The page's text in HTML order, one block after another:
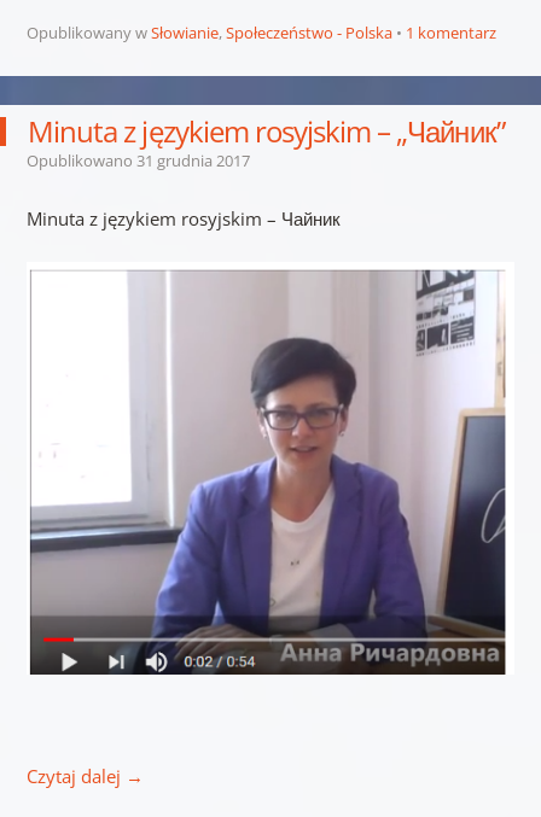
Opublikowany wSłowianie,Społeczeństwo - Polska 1 komentarz
Minuta z językiem rosyjskim – „Чайник”
Opublikowano 31 grudnia 2017
Minuta z językiem rosyjskim – Чайник
Czytaj dalej →